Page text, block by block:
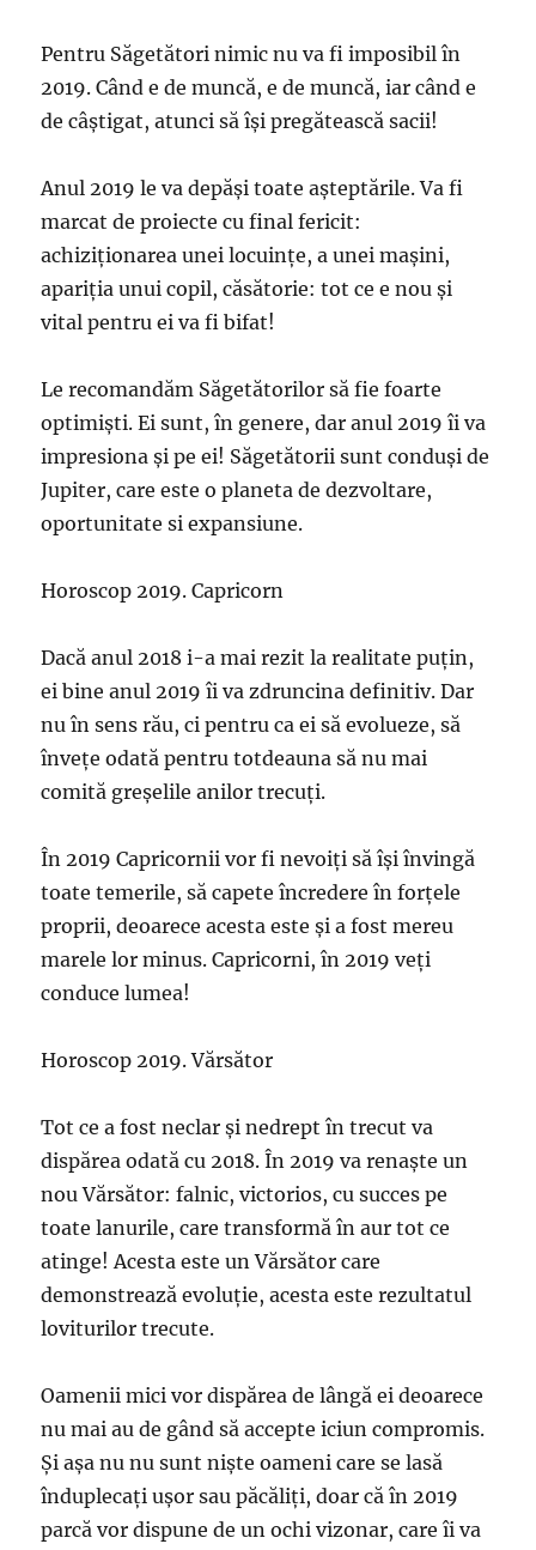
Pentru Săgetători nimic nu va fi imposibil în
2019. Când e de muncă, e de muncă, iar când e
de câștigat, atunci să își pregătească sacii!
Anul 2019 le va depăși toate așteptările. Va fi
marcat de proiecte cu final fericit:
achiziționarea unei locuințe, a unei mașini,
apariția unui copil, căsătorie: tot ce e nou și
vital pentru ei va fi bifat!
Le recomandăm Săgetătorilor să fie foarte
optimiști. Ei sunt, în genere, dar anul 2019 îi va
impresiona și pe ei! Săgetătorii sunt conduși de
Jupiter, care este o planeta de dezvoltare,
oportunitate si expansiune.
Horoscop 2019. Capricorn
Dacă anul 2018 i-a mai rezit la realitate puțin,
ei bine anul 2019 îi va zdruncina definitiv. Dar
nu în sens rău, ci pentru ca ei să evolueze, să
învețe odată pentru totdeauna să nu mai
comită greșelile anilor trecuți.
În 2019 Capricornii vor fi nevoiți să își învingă
toate temerile, să capete încredere în forțele
proprii, deoarece acesta este și a fost mereu
marele lor minus. Capricorni, în 2019 veți
conduce lumea!
Horoscop 2019. Vărsător
Tot ce a fost neclar și nedrept în trecut va
dispărea odată cu 2018. În 2019 va renaște un
nou Vărsător: falnic, victorios, cu succes pe
toate lanurile, care transformă în aur tot ce
atinge! Acesta este un Vărsător care
demonstrează evoluție, acesta este rezultatul
loviturilor trecute.
Oamenii mici vor dispărea de lângă ei deoarece
nu mai au de gând să accepte iciun compromis.
Și așa nu nu sunt niște oameni care se lasă
înduplecați ușor sau păcăliți, doar că în 2019
parcă vor dispune de un ochi vizonar, care îi va